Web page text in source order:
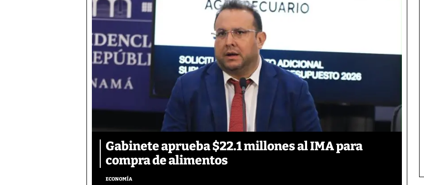
Gabinete aprueba $22.1 millones al IMA para
compra de alimentos
ECONOMÍA